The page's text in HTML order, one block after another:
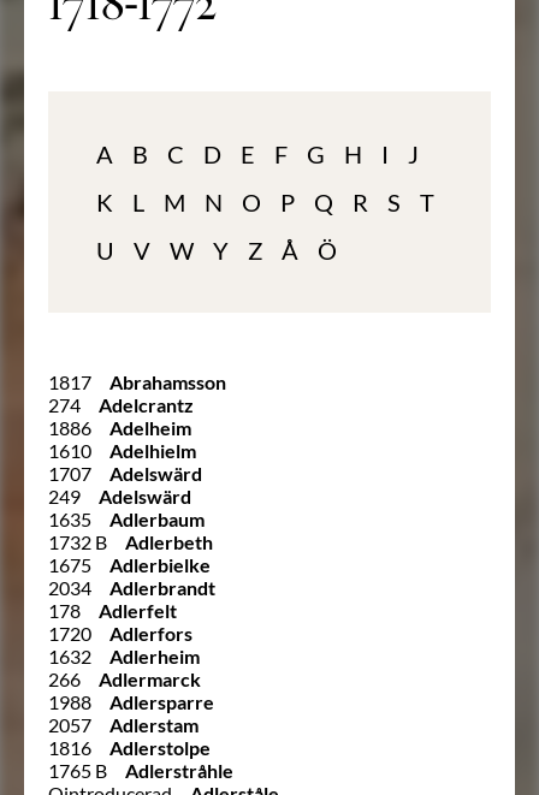
A B C D E F G H I
J
K
L M N O P Q R S
T
U
V W Y Z Å Ö
1817
Abrahamsson
274
Adelcrantz
1886
Adelheim
1610
Adelhielm
1707
Adelswärd
249
Adelswärd
1635
Adlerbaum
1732 B
Adlerbeth
1675
Adlerbielke
2034
Adlerbrandt
178
Adlerfelt
1720
Adlerfors
1632
Adlerheim
266
Adlermarck
1988
Adlersparre
2057
Adlerstam
1816
Adlerstolpe
1765 B
Adlerstråhle